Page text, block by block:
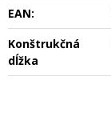
EAN:
Konštrukčná
dĺžka